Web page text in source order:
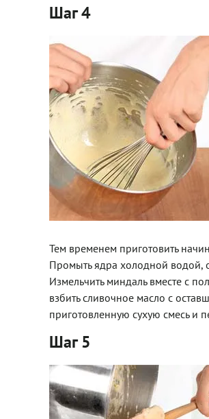
Шаг 4
Тем временем приготовить
Промыть ядра холодной водой,
Измельчить миндаль вместе с
взбить сливочное масло с
приготовленную сухую смесь и
Шаг 5